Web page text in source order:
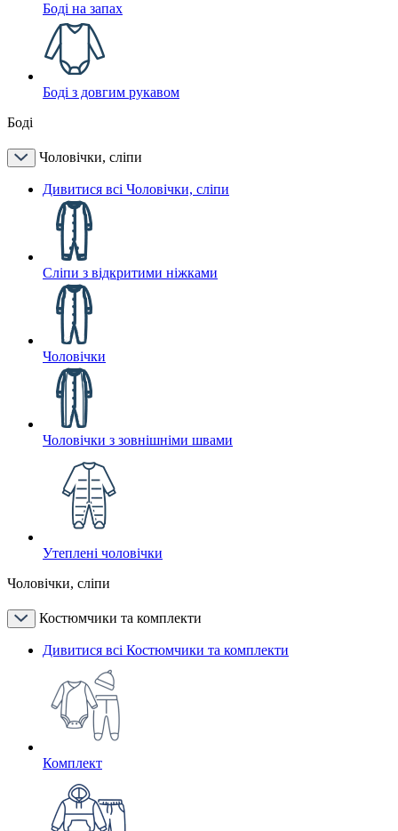
Боді на запах
Боді з довгим рукавом
Боді
Чоловічки, сліпи
Дивитися всі Чоловічки, сліпи
Сліпи з відкритими ніжками
Чоловічки
Чоловічки з зовнішніми швами
Утеплені чоловічки
Чоловічки, сліпи
Костюмчики та комплекти
Дивитися всі Костюмчики та комплекти
Комплект